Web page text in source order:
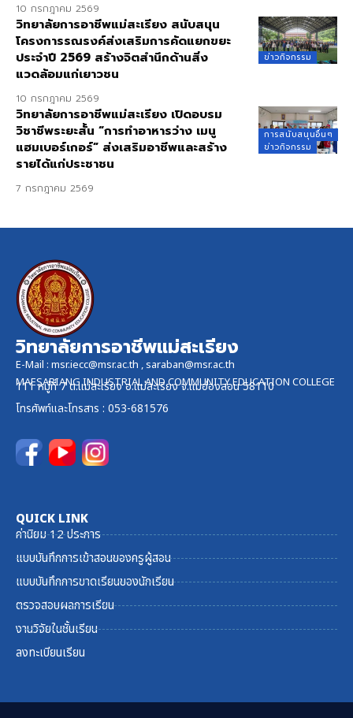
10 กรกฎาคม 2569
ข่าวกิจกรรม
วิทยาลัยการอาชีพแม่สะเรียง สนับสนุน
โครงการรณรงค์ส่งเสริมการคัดแยกขยะ
ประจำปี 2569 สร้างจิตสำนึกด้านสิ่ง
แวดล้อมแก่เยาวชน
10 กรกฎาคม 2569
การสนับสนุนอื่นๆ
ข่าวกิจกรรม
วิทยาลัยการอาชีพแม่สะเรียง เปิดอบรม
วิชาชีพระยะสั้น “การทำอาหารว่าง เมนู
แฮมเบอร์เกอร์” ส่งเสริมอาชีพและสร้าง
รายได้แก่ประชาชน
7 กรกฎาคม 2569
วิทยาลัยการอาชีพแม่สะเรียง
E-Mail : msr.iecc@msr.ac.th ,saraban@msr.ac.th
MAESARIANG INDUSTRIAL AND COMMUNITY EDUCATION COLLEGE
111 หมู่ที่ 7 ต.แม่สะเรียง อ.แม่สะเรียง จ.แม่ฮ่องสอน 58110
โทรศัพท์และโทรสาร : 053-681576
QUICK LINK
ค่านิยม 12 ประการ
แบบบันทึกการเข้าสอนของครูผู้สอน
แบบบันทึกการขาดเรียนของนักเรียน
ตรวจสอบผลการเรียน
งานวิจัยในชั้นเรียน
ลงทะเบียนเรียน